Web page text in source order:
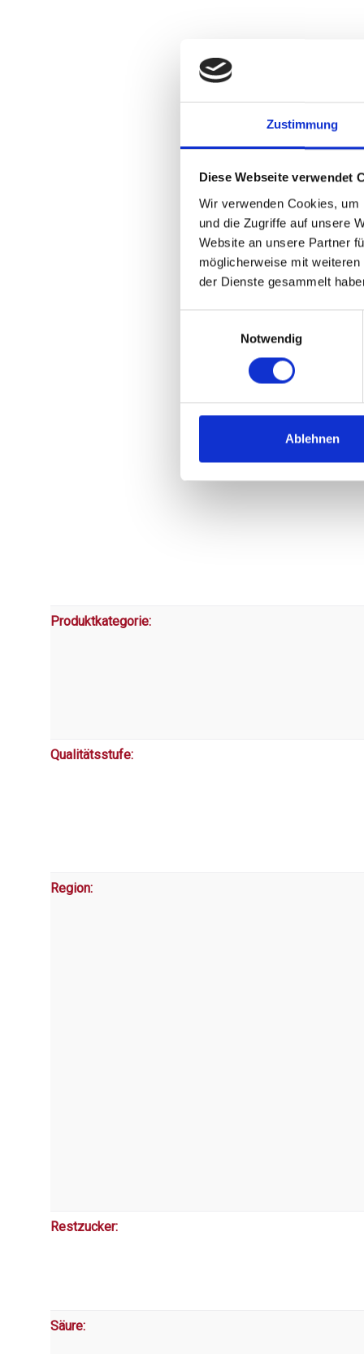
Zustimmung
Diese Webseite verwendet
Wir verwenden Cookies,
und die Zugriffe auf unsere
Website an unsere Partner
möglicherweise mit
der Dienste gesammelt
Notwendig
Ablehnen
Produktkategorie:
Qualitätsstufe:
Region:
Restzucker:
Säure: